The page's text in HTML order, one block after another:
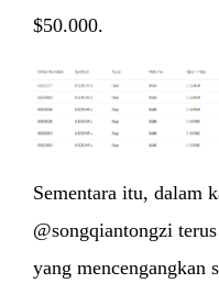
$50.000.
Sementara itu, dalam
@songqiantongzi
yang mencengangkan